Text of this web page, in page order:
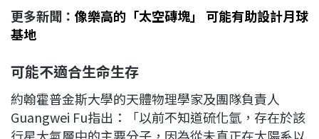
更多新聞： 像樂高的「太空磚塊」 可能有助設計月球
基地
可能不適合生命生存
約翰霍普金斯大學的天體物理學家及團隊負責人
Guangwei Fu指出：「以前不知道硫化氫，存在於該